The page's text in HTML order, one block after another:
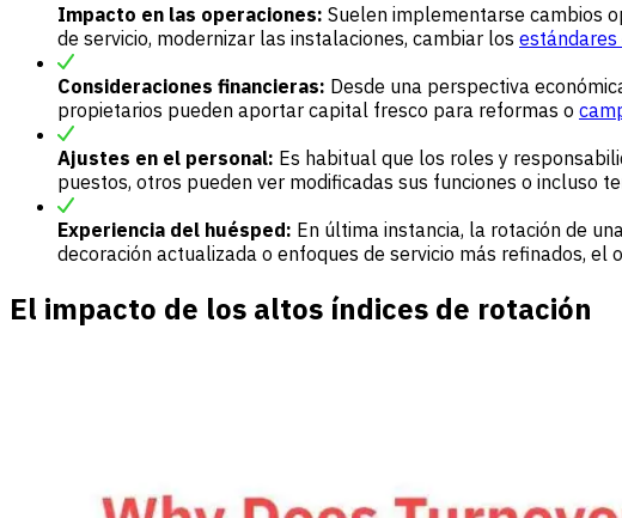
Impacto en las operaciones: Suelen implementarse cambios
de servicio, modernizar las instalaciones, cambiar los estándares
Consideraciones financieras: Desde una perspectiva
propietarios pueden aportar capital fresco para reformas o
Ajustes en el personal: Es habitual que los roles y
puestos, otros pueden ver modificadas sus funciones o incluso
Experiencia del huésped: En última instancia, la rotación de
decoración actualizada o enfoques de servicio más refinados,
El impacto de los altos índices de rotación